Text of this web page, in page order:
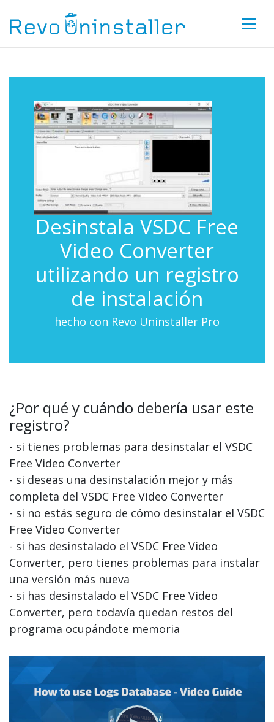
Desinstala VSDC Free
Video Converter
utilizando un registro
de instalación
hecho con Revo Uninstaller Pro
¿Por qué y cuándo debería usar este
registro?
- si tienes problemas para desinstalar el VSDC
Free Video Converter
- si deseas una desinstalación mejor y más
completa del VSDC Free Video Converter
- si no estás seguro de cómo desinstalar el VSDC
Free Video Converter
- si has desinstalado el VSDC Free Video
Converter, pero tienes problemas para instalar
una versión más nueva
- si has desinstalado el VSDC Free Video
Converter, pero todavía quedan restos del
programa ocupándote memoria